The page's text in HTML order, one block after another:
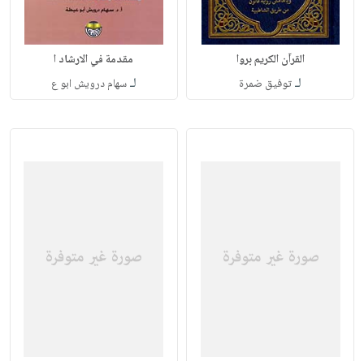
القرآن الكريم بروا
لـتوفيق ضمرة
مقدمة في الارشاد ا
لـسهام درويش ابو ع